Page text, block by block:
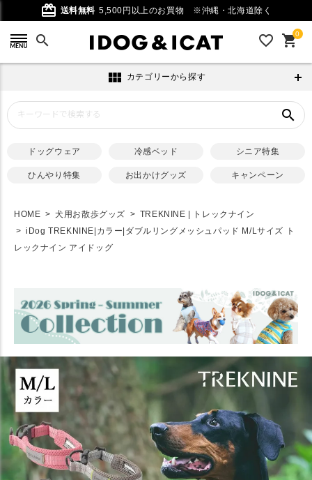
card_giftcard 送料無料 5,500円以上のお買物 ※沖縄・北海道除く
search favorite_outline 0
shopping_cart
view_module カテゴリーから探す
search
ドッグウェア 冷感ベッド シニア特集
ひんやり特集 お出かけグッズ キャンペーン
HOME 犬用お散歩グッズ
TREKNINE | トレックナイン
iDog TREKNINE|カラー|ダブルリングメッシュパッド M/Lサイズ ト
レックナイン アイドッグ